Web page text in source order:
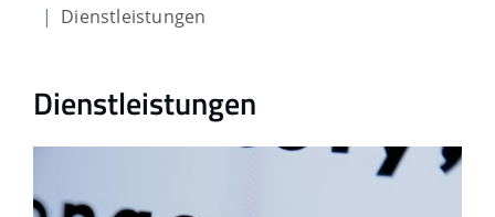
Dienstleistungen
Dienstleistungen